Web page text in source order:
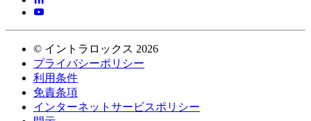
© イントラロックス 2026
プライバシーポリシー
利用条件
免責条項
インターネットサービスポリシー